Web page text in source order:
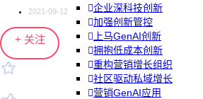
企业深科技创新
加强创新管控
上马GenAI创新
拥抱低成本创新
重构营销增长组织
社区驱动私域增长
营销GenAI应用
2021-09-12
+ 关注